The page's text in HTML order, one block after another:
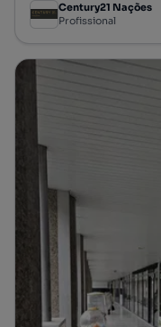
Century21 Nações
Profissional